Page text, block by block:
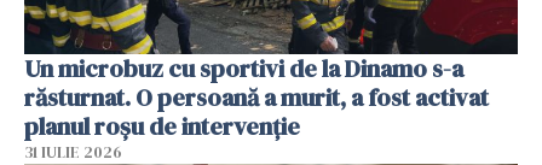
Un microbuz cu sportivi de la Dinamo s-a
răsturnat. O persoană a murit, a fost activat
planul roșu de intervenție
31 IULIE 2026